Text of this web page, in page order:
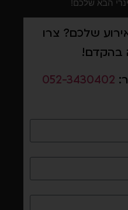
הבא שלכם!
שלכם? צרו
בהקדם!
052-3430402